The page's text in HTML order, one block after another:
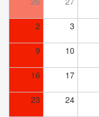
2 3
9 10
16 17
23 24